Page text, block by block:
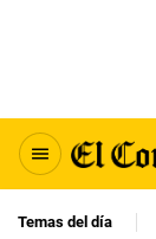
Temas del día